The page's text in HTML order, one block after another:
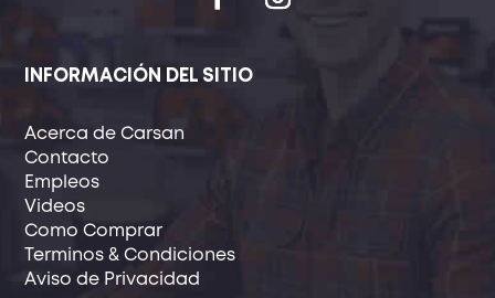
INFORMACIÓN DEL SITIO
Acerca de Carsan
Contacto
Empleos
Videos
Como Comprar
Terminos & Condiciones
Aviso de Privacidad